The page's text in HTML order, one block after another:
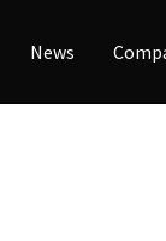
News